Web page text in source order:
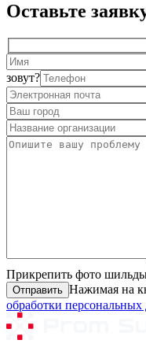
Оставьте
зовут?
Прикрепить фото
Нажимая на
обработки